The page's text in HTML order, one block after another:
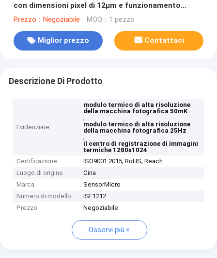
con dimensioni pixel di 12μm e funzionamento
senza otturatore per immagini ultra nitide
Prezzo：Negoziabile MOQ：1 pezzo
Miglior prezzo Contattaci
Descrizione Di Prodotto
Evidenziare
modulo termico di alta risoluzione
della macchina fotografica 50mK
,
modulo termico di alta risoluzione
della macchina fotografica 25Hz
,
il centro di registrazione di immagini
termiche 1280x1024
Certificazione
ISO9001:2015; RoHS; Reach
Luogo di origine
Cina
Marca
SensorMicro
Numero di modello
iSE1212
Prezzo
Negoziabile
Osservi più